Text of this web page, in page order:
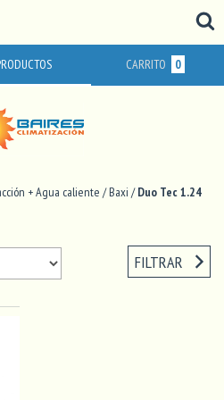
CARRITO 0
+ Agua caliente /Baxi / Duo Tec 1.24
FILTRAR